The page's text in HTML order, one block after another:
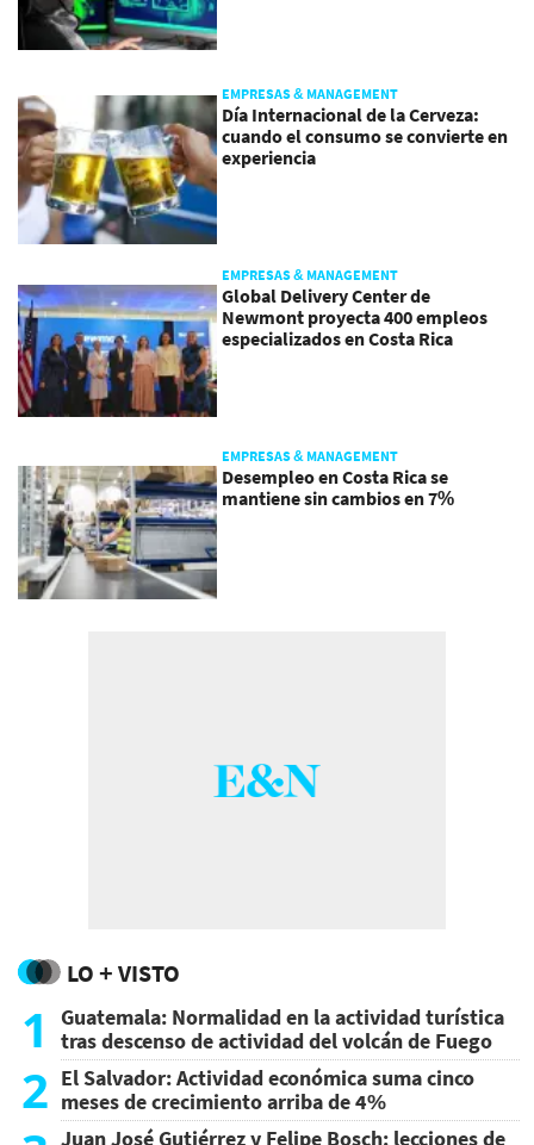
EMPRESAS & MANAGEMENT
Día Internacional de la Cerveza:
cuando el consumo se convierte en
experiencia
EMPRESAS & MANAGEMENT
Global Delivery Center de
Newmont proyecta 400 empleos
especializados en Costa Rica
EMPRESAS & MANAGEMENT
Desempleo en Costa Rica se
mantiene sin cambios en 7%
LO + VISTO
1
Guatemala: Normalidad en la actividad turística
tras descenso de actividad del volcán de Fuego
2 El Salvador: Actividad económica suma cinco
meses de crecimiento arriba de 4%
Juan José Gutiérrez y Felipe Bosch: lecciones de